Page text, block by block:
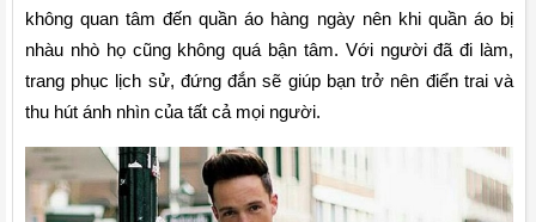
không quan tâm đến quần áo hàng ngày nên khi quần áo bị
nhàu nhò họ cũng không quá bận tâm. Với người đã đi làm,
trang phục lịch sử, đứng đắn sẽ giúp bạn trở nên điển trai và
thu hút ánh nhìn của tất cả mọi người.